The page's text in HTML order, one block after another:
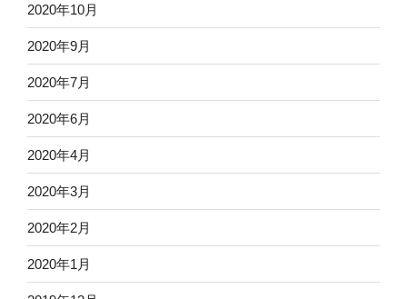
2020年10月
2020年9月
2020年7月
2020年6月
2020年4月
2020年3月
2020年2月
2020年1月